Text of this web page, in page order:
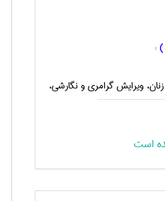
:
زنان، ویرایش گرامری و نگارشی،
است